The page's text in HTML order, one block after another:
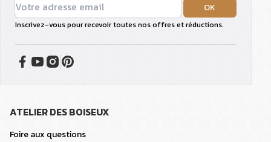
OK
Inscrivez-vous pour recevoir toutes nos offres et réductions.
ATELIER DES BOISEUX
Foire aux questions